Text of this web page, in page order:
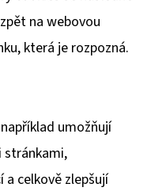
na webovou
která je rozpozná.
umožňují
stránkami,
a celkově zlepšují